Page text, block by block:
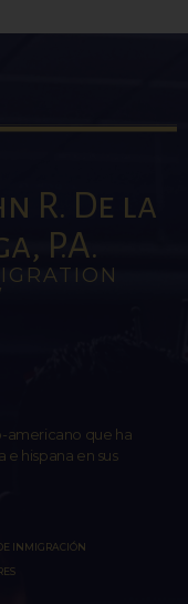
R. De la
P.A.
americano que ha
hispana en sus
INMIGRACIÓN